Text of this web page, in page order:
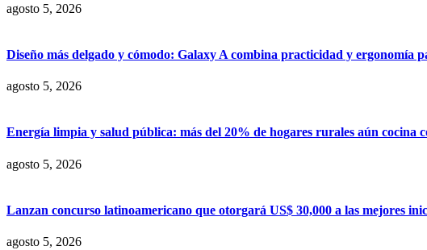
agosto 5, 2026
Diseño más delgado y cómodo: Galaxy A combina practicidad y ergonomía
agosto 5, 2026
Energía limpia y salud pública: más del 20% de hogares rurales aún cocina
agosto 5, 2026
Lanzan concurso latinoamericano que otorgará US$ 30,000 a las mejores
agosto 5, 2026